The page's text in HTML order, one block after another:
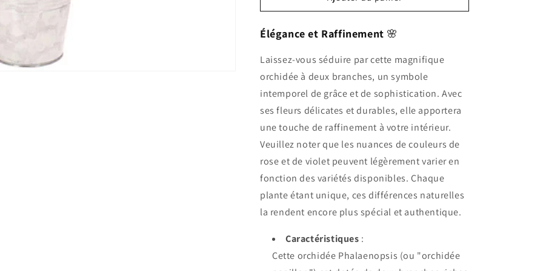
Élégance et Raffinement 🌸
Laissez-vous séduire par cette magnifique
orchidée à deux branches, un symbole
intemporel de grâce et de sophistication. Avec
ses fleurs délicates et durables, elle apportera
une touche de raffinement à votre intérieur.
Veuillez noter que les nuances de couleurs de
rose et de violet peuvent légèrement varier en
fonction des variétés disponibles. Chaque
plante étant unique, ces différences naturelles
la rendent encore plus spécial et authentique.
Caractéristiques :
Cette orchidée Phalaenopsis (ou "orchidée